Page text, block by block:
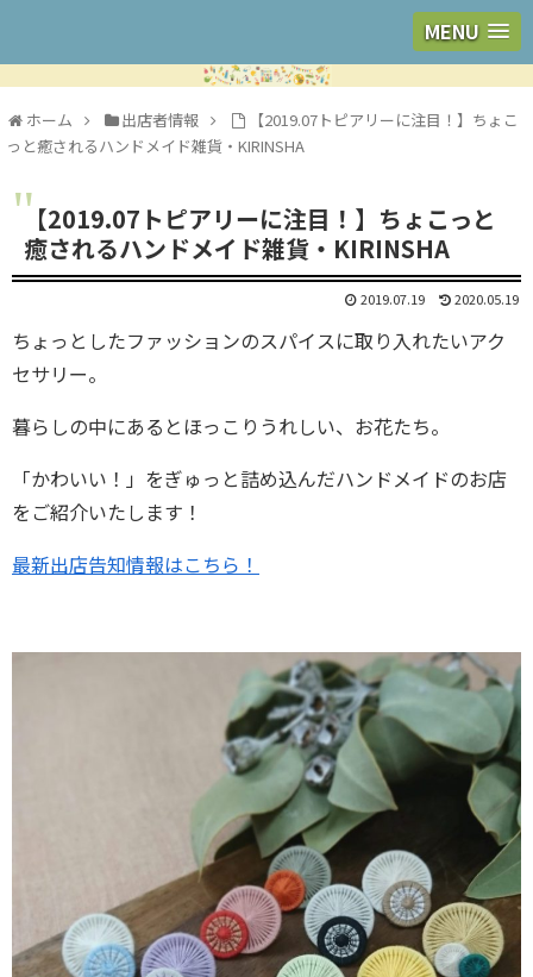
MENU
ホーム 出店者情報
【2019.07トピアリーに注目！】ちょこ
っと癒されるハンドメイド雑貨・KIRINSHA
【2019.07トピアリーに注目！】ちょこっと
癒されるハンドメイド雑貨・KIRINSHA
2019.07.19 2020.05.19
ちょっとしたファッションのスパイスに取り入れたいアク
セサリー。
暮らしの中にあるとほっこりうれしい、お花たち。
「かわいい！」をぎゅっと詰め込んだハンドメイドのお店
をご紹介いたします！
最新出店告知情報はこちら！